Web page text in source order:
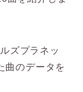
ズプラネッ
曲のデータを